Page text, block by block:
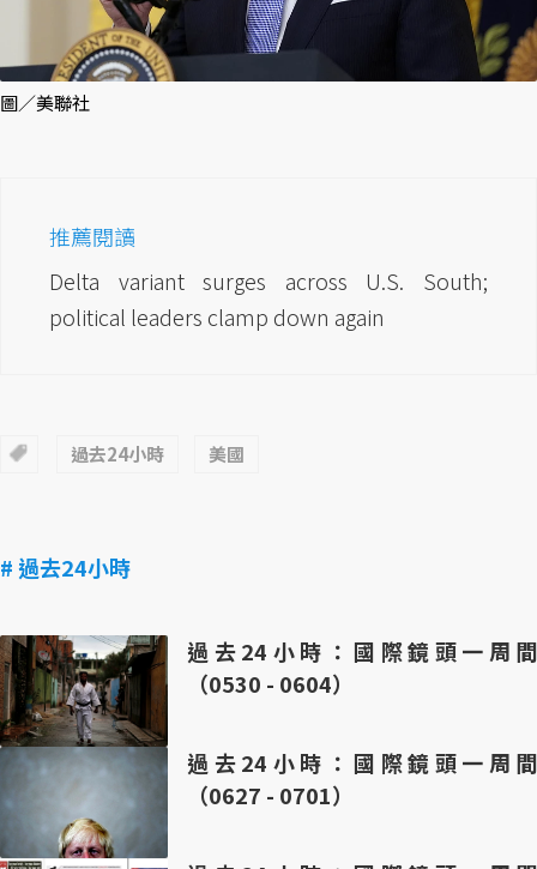
圖／美聯社
推薦閱讀
Delta variant surges across U.S. South;
political leaders clamp down again
過去24小時 美國
# 過去24小時
過去24小時：國際鏡頭一周間
（0530 - 0604）
過去24小時：國際鏡頭一周間
（0627 - 0701）